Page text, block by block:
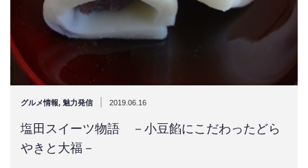
グルメ情報, 魅力発信 2019.06.16
塩田スイーツ物語 －小豆餡にこだわったどら
やきと大福－